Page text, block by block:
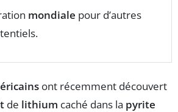
mondiale pour d’autres
ont récemment découvert
de lithium caché dans la pyrite